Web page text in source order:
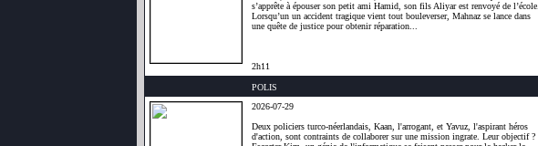
s’apprête à épouser son petit ami Hamid, son fils Aliyar est renvoyé de l’école.
Lorsqu’un un accident tragique vient tout bouleverser, Mahnaz se lance dans
une quête de justice pour obtenir réparation...
2h11
POLIS
2026-07-29
Deux policiers turco-néerlandais, Kaan, l'arrogant, et Yavuz, l'aspirant héros
d'action, sont contraints de collaborer sur une mission ingrate. Leur objectif ?